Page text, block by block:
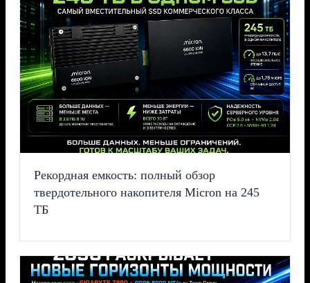
Рекордная емкость: полный обзор
твердотельного накопителя Micron на 245
ТБ